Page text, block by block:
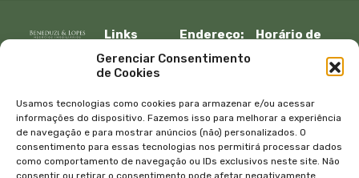
Gerenciar Consentimento
de Cookies
Usamos tecnologias como cookies para armazenar e/ou acessar
informações do dispositivo. Fazemos isso para melhorar a experiência
de navegação e para mostrar anúncios (não) personalizados. O
consentimento para essas tecnologias nos permitirá processar dados
como comportamento de navegação ou IDs exclusivos neste site. Não
consentir ou retirar o consentimento pode afetar negativamente
Links
Início
Imóveis
Empresa
Equipe
Blog
Contato
Política de
Endereço:
Muller, 917 –
CEP 88301-
401
Telefone:
+55 47
Horário de
13:30 – 18:00
Sábado e
domingo
com